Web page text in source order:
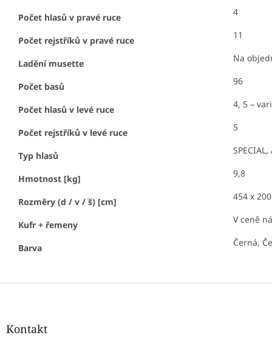
Počet hlasů v pravé ruce
4
Počet rejstříků v pravé ruce 11
Ladění musette Na
Počet basů 96
Počet hlasů v levé ruce 4, 5 –
Počet rejstříků v levé ruce 5
Typ hlasů
Hmotnost [kg] 9,8
Rozměry (d / v / š) [cm] 454 x
Kufr + řemeny V ceně
Barva Černá,
Z
Kontakt